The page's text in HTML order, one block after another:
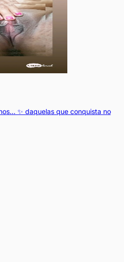
✨ daquelas que conquista no